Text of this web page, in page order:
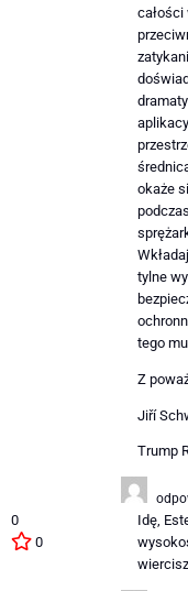
całości
okaże
tylne
tego
Z
Jiří
Trump
0
0
Idę,